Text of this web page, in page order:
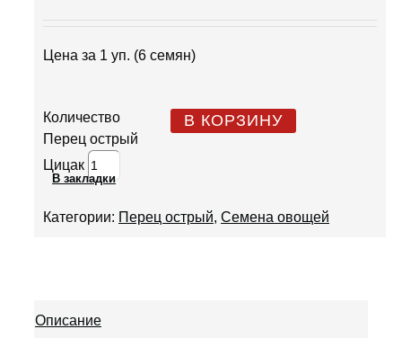
Цена за 1 уп. (6 семян)
Количество
Перец острый
Цицак
В КОРЗИНУ
В закладки
Категории: Перец острый, Семена овощей
Описание